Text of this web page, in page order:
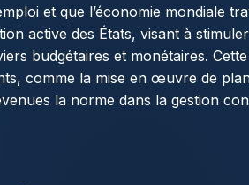
et que l’économie mondiale
active des États, visant à
budgétaires et monétaires.
comme la mise en œuvre de
la norme dans la gestion